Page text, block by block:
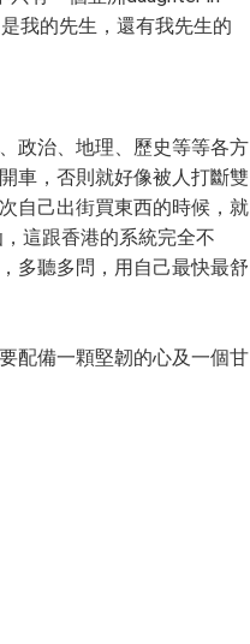
我的先生，還有我先生的
政治、地理、歷史等等各方
車，否則就好像被人打斷雙
自己出街買東西的時候，就
這跟香港的系統完全不
多聽多問，用自己最快最舒
配備一顆堅韌的心及一個甘